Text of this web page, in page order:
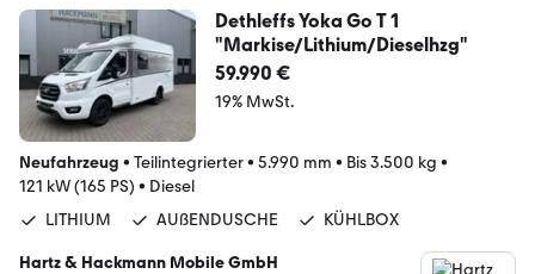
Dethleffs Yoka Go T 1
"Markise/Lithium/Dieselhzg"
59.990 €
19% MwSt.
Neufahrzeug • Teilintegrierter• 5.990 mm • Bis 3.500 kg •
121 kW (165 PS) • Diesel
LITHIUM
AUßENDUSCHE KÜHLBOX
Hartz & Hackmann Mobile GmbH